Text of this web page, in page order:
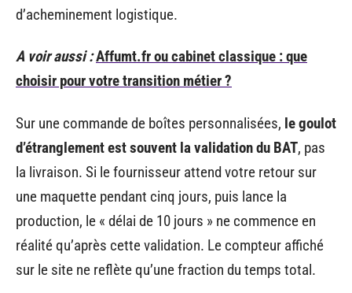
d’acheminement logistique.
A voir aussi :Affumt.fr ou cabinet classique : que
choisir pour votre transition métier ?
Sur une commande de boîtes personnalisées, le goulot
d’étranglement est souvent la validation du BAT, pas
la livraison. Si le fournisseur attend votre retour sur
une maquette pendant cinq jours, puis lance la
production, le « délai de 10 jours » ne commence en
réalité qu’après cette validation. Le compteur affiché
sur le site ne reflète qu’une fraction du temps total.